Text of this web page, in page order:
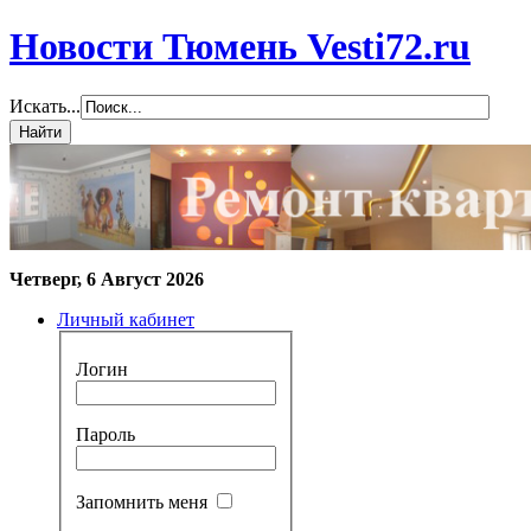
Новости Тюмень Vesti72.ru
Искать...
Четверг, 6 Август 2026
Личный кабинет
Логин
Пароль
Запомнить меня